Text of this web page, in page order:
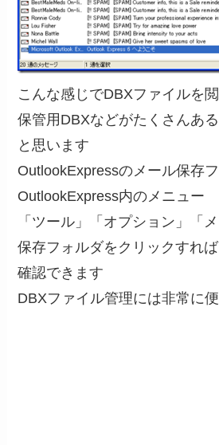
こんな感じでDBXファイルを
保管用DBXなどがたくさんあ
と思います
OutlookExpressのメール保存
OutlookExpress内のメニュー
「ツール」「オプション」「
保存フォルダをクリックすれば
確認できます
DBXファイル管理には非常に